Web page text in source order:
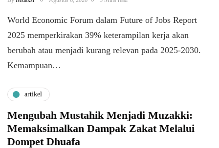
World Economic Forum dalam Future of Jobs Report
2025 memperkirakan 39% keterampilan kerja akan
berubah atau menjadi kurang relevan pada 2025-2030.
Kemampuan…
artikel
Mengubah Mustahik Menjadi Muzakki:
Memaksimalkan Dampak Zakat Melalui
Dompet Dhuafa